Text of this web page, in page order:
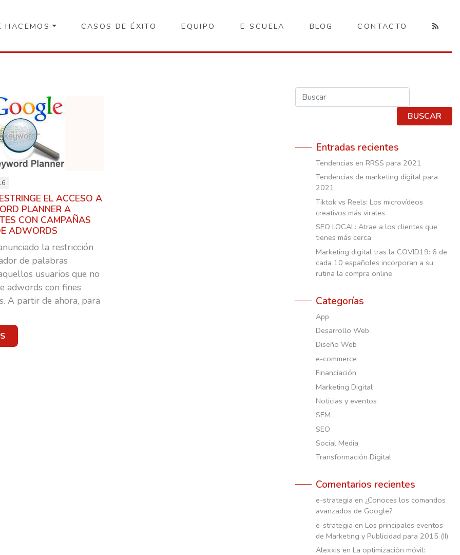
HACEMOS CASOS DE ÉXITO EQUIPO E-SCUELA BLOG CONTACTO
EL ACCESO A
PLANNER A
CON CAMPAÑAS
ADWORDS
la restricción
de palabras
usuarios que no
adwords con fines
A partir de ahora, para
Buscar
BUSCAR
Entradas recientes
Tendencias en RRSS para 2021
Tendencias de marketing digital para
2021
Tiktok vs Reels: Los microvídeos
creativos más virales
SEO LOCAL: Atrae a los clientes que
tienes más cerca
Marketing digital tras la COVID19: 6 de
cada 10 españoles incorporan a su
rutina la compra online
Categorías
App
Desarrollo Web
Diseño Web
e-commerce
Financiación
Marketing Digital
Noticias y eventos
SEM
SEO
Social Media
Transformación Digital
Comentarios recientes
e-strategia en ¿Conoces los comandos
avanzados de Google?
e-strategia en Los principales eventos
de Marketing y Publicidad para 2015 (II)
Alexxis en La optimización móvil: